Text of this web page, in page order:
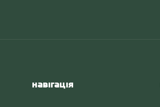
Навігація